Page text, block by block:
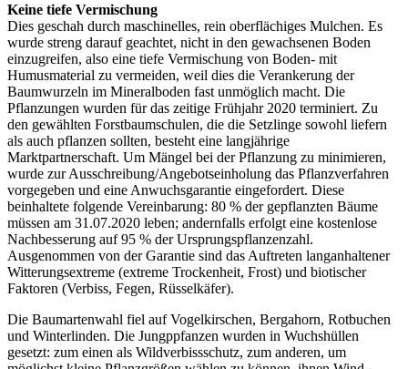
Keine tiefe Vermischung
Dies geschah durch maschinelles, rein oberflächiges Mulchen. Es
wurde streng darauf geachtet, nicht in den gewachsenen Boden
einzugreifen, also eine tiefe Vermischung von Boden- mit
Humusmaterial zu vermeiden, weil dies die Verankerung der
Baumwurzeln im Mineralboden fast unmöglich macht. Die
Pflanzungen wurden für das zeitige Frühjahr 2020 terminiert. Zu
den gewählten Forstbaumschulen, die die Setzlinge sowohl liefern
als auch pflanzen sollten, besteht eine langjährige
Marktpartnerschaft. Um Mängel bei der Pflanzung zu minimieren,
wurde zur Ausschreibung/Angebotseinholung das Pflanzverfahren
vorgegeben und eine Anwuchsgarantie eingefordert. Diese
beinhaltete folgende Vereinbarung: 80 % der gepflanzten Bäume
müssen am 31.07.2020 leben; andernfalls erfolgt eine kostenlose
Nachbesserung auf 95 % der Ursprungspflanzenzahl.
Ausgenommen von der Garantie sind das Auftreten langanhaltener
Witterungsextreme (extreme Trockenheit, Frost) und biotischer
Faktoren (Verbiss, Fegen, Rüsselkäfer).
Die Baumartenwahl fiel auf Vogelkirschen, Bergahorn, Rotbuchen
und Winterlinden. Die Jungppfanzen wurden in Wuchshüllen
gesetzt: zum einen als Wildverbissschutz, zum anderen, um